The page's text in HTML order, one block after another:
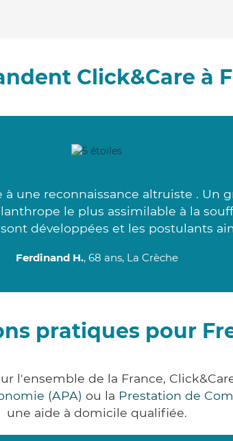
Click&Care à
une reconnaissance altruiste . Un
le plus assimilable à la
développées et les postulants
Ferdinand H., 68 ans, La Crèche
pratiques pour
l'ensemble de la France,
(APA) ou la Prestation de
une aide à domicile qualifiée.